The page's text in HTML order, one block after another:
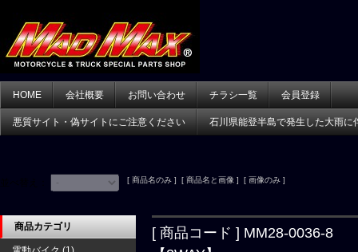
HOME 会社概要 お問い合わせ チラシ一覧 会員登録
悪質サイト・偽サイトにご注意ください 石川県能登半島で発生した大雨に
[ 商品名のみ ] [ 商品名と画像 ] [ 画像のみ ]
[ 商品コード ] MM28-0036-8
商品カテゴリ